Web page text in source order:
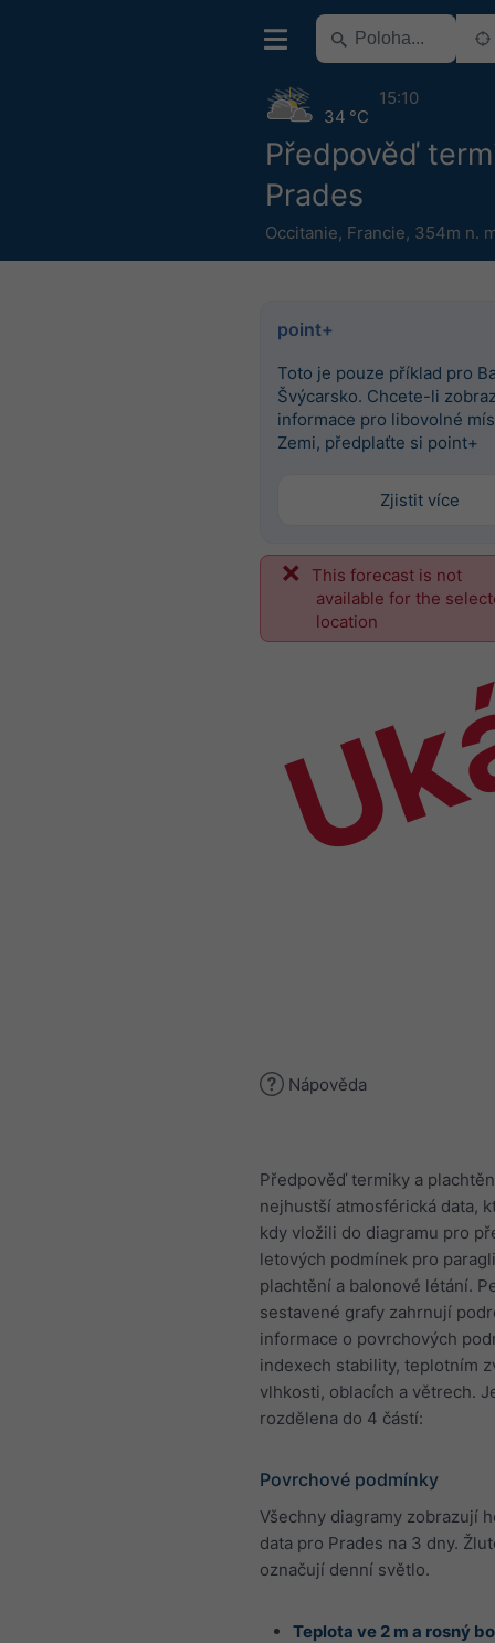
Předpověď
Prades
Occitanie, Francie, 354m n.
34 °C
15:10
point+
Toto je pouze příklad pro
Švýcarsko. Chcete-li
informace pro libovolné
Zemi, předplaťte si point+
Zjistit více
This forecast is not
available for the
location
Nápověda
Předpověď termiky a
nejhustší atmosférická data,
kdy vložili do diagramu pro
letových podmínek pro
plachtění a balonové létání.
sestavené grafy zahrnují
informace o povrchových
indexech stability, teplotním
vlhkosti, oblacích a větrech.
rozdělena do 4 částí:
Povrchové podmínky
Všechny diagramy zobrazují
data pro Prades na 3 dny.
označují denní světlo.
Teplota ve 2 m a rosný